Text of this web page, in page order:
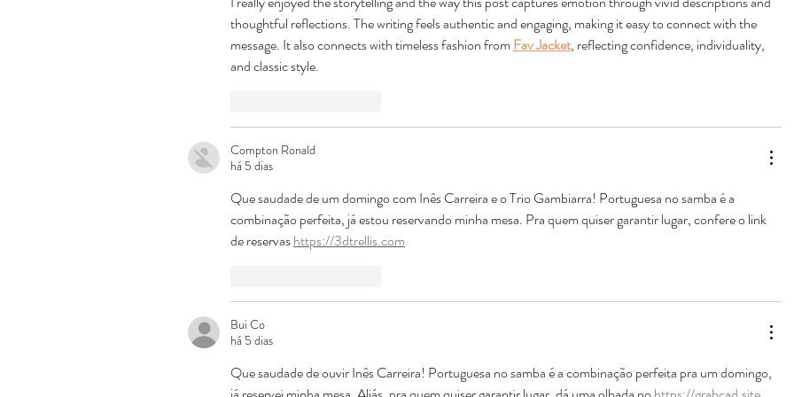
thoughtful reflections. The writing feels authentic and engaging, making it easy to connect with the
message. It also connects with timeless fashion from Fav Jacket, reflecting confidence, individuality,
and classic style.
Compton Ronald
há 5 dias
Que saudade de um domingo com Inês Carreira e o Trio Gambiarra! Portuguesa no samba é a
combinação perfeita, já estou reservando minha mesa. Pra quem quiser garantir lugar, confere o link
de reservas https://3dtrellis.com
Bui Co
há 5 dias
Que saudade de ouvir Inês Carreira! Portuguesa no samba é a combinação perfeita pra um domingo,